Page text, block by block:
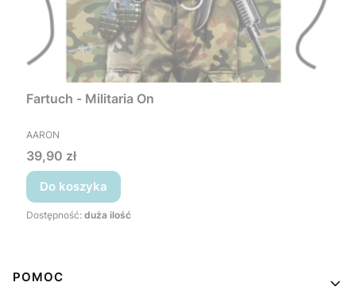
Fartuch - Militaria On
PRODUCENT
AARON
Cena
39,90 zł
Do koszyka
Dostępność: duża ilość
Linki w stopce
POMOC